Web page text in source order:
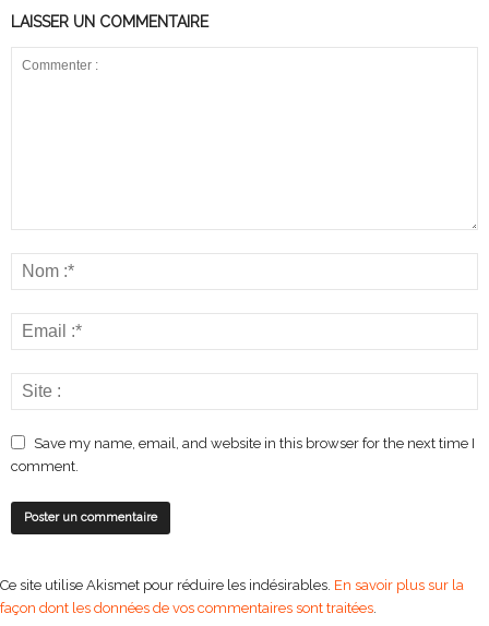
LAISSER UN COMMENTAIRE
Save my name, email, and website in this browser for the next time I
comment.
Ce site utilise Akismet pour réduire les indésirables. En savoir plus sur la
façon dont les données de vos commentaires sont traitées.